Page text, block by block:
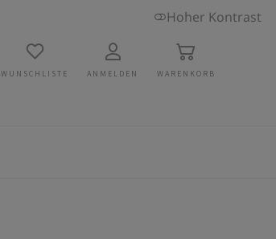
Hoher Kontrast
WUNSCHLISTE ANMELDEN WARENKORB